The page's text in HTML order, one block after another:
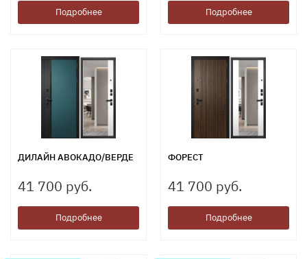
Подробнее Подробнее
ДИЛАЙН АВОКАДО/ВЕРДЕ
41 700 руб.
Подробнее
ФОРЕСТ
41 700 руб.
Подробнее